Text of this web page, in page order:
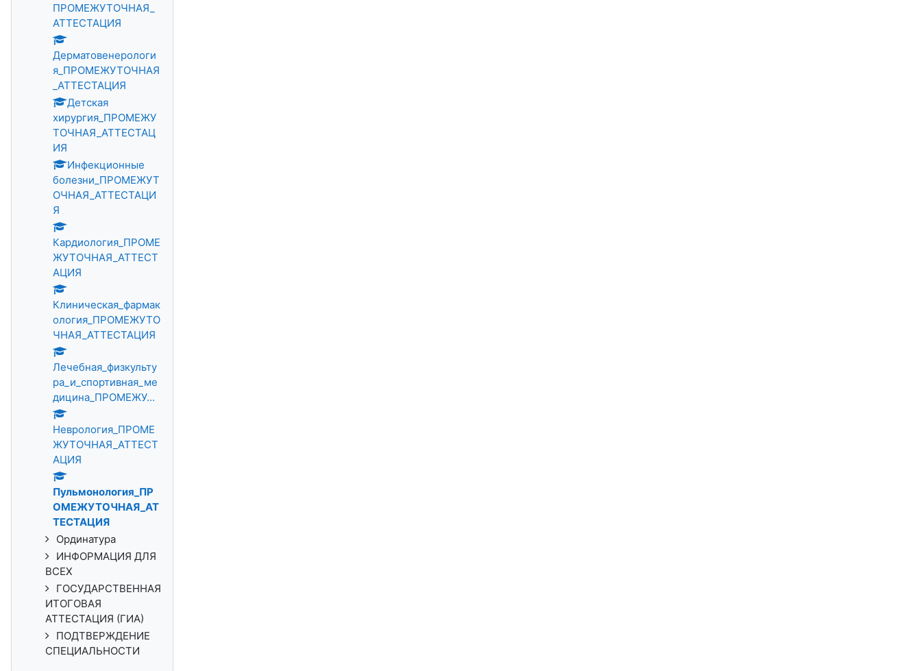
ПРОМЕЖУТОЧНАЯ_
АТТЕСТАЦИЯ
Дерматовенерологи
я_ПРОМЕЖУТОЧНАЯ
_АТТЕСТАЦИЯ
Детская
хирургия_ПРОМЕЖУ
ТОЧНАЯ_АТТЕСТАЦ
ИЯ
Инфекционные
болезни_ПРОМЕЖУТ
ОЧНАЯ_АТТЕСТАЦИ
Я
Кардиология_ПРОМЕ
ЖУТОЧНАЯ_АТТЕСТ
АЦИЯ
Клиническая_фармак
ология_ПРОМЕЖУТО
ЧНАЯ_АТТЕСТАЦИЯ
Лечебная_физкульту
ра_и_спортивная_ме
дицина_ПРОМЕЖУ...
Неврология_ПРОМЕ
ЖУТОЧНАЯ_АТТЕСТ
АЦИЯ
Пульмонология_ПР
ОМЕЖУТОЧНАЯ_АТ
ТЕСТАЦИЯ
Ординатура
ИНФОРМАЦИЯ ДЛЯ
ВСЕХ
ГОСУДАРСТВЕННАЯ
ИТОГОВАЯ
АТТЕСТАЦИЯ (ГИА)
ПОДТВЕРЖДЕНИЕ
СПЕЦИАЛЬНОСТИ